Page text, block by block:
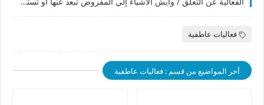
فعاليات عاطفية
أخر المواضيع من قسم : فعاليات عاطفية